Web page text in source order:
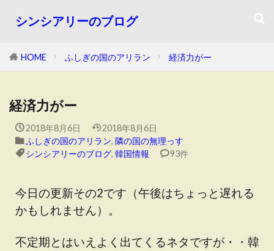
シンシアリーのブログ
HOME ふしぎの国のアリラン 経済力がー
経済力がー
2018年8月6日
2018年8月6日
ふしぎの国のアリラン, 隣の国の無理っす
シンシアリーのブログ, 韓国情報 93件
今日の更新その2です（午後はちょっと遅れる
かもしれません）。
不定期とはいえよく出てくるネタですが・・韓